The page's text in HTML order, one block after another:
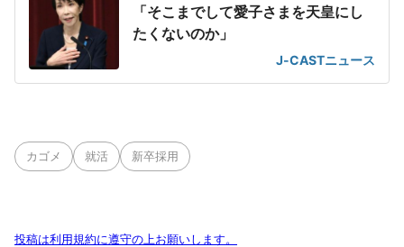
「そこまでして愛子さまを天皇にし
たくないのか」
J-CASTニュース
カゴメ 就活 新卒採用